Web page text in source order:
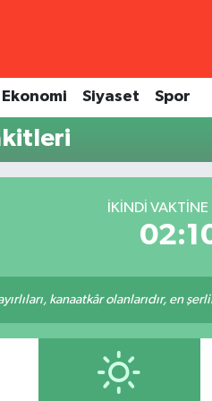
Ekonomi Siyaset Spor
İKINDI
kanaatkâr olanlarıdır, en